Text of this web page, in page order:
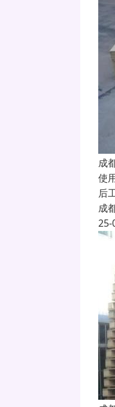
成
使
后
成
25-